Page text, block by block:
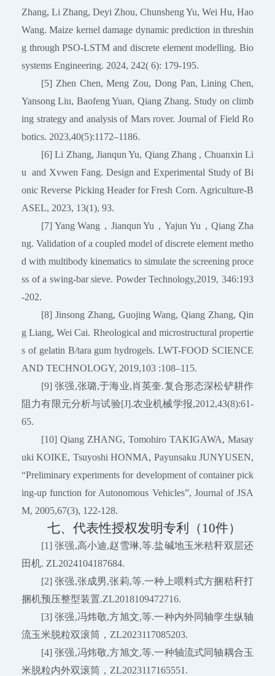
Zhang, Li Zhang, Deyi Zhou, Chunsheng Yu, Wei Hu, Hao
Wang. Maize kernel damage dynamic prediction in threshin
g through PSO-LSTM and discrete element modelling. Bio
systems Engineering. 2024, 242( 6): 179-195.
[5] Zhen Chen, Meng Zou, Dong Pan, Lining Chen,
Yansong Liu, Baofeng Yuan, Qiang Zhang. Study on climb
ing strategy and analysis of Mars rover. Journal of Field Ro
botics. 2023,40(5):1172–1186.
[6] Li Zhang, Jianqun Yu, Qiang Zhang , Chuanxin Li
u and Xvwen Fang. Design and Experimental Study of Bi
onic Reverse Picking Header for Fresh Corn. Agriculture-B
ASEL, 2023, 13(1), 93.
[7] Yang Wang，Jianqun Yu，Yajun Yu，Qiang Zha
ng. Validation of a coupled model of discrete element metho
d with multibody kinematics to simulate the screening proce
ss of a swing-bar sieve. Powder Technology,2019, 346:193
-202.
[8] Jinsong Zhang, Guojing Wang, Qiang Zhang, Qin
g Liang, Wei Cai. Rheological and microstructural propertie
s of gelatin B/tara gum hydrogels. LWT-FOOD SCIENCE
AND TECHNOLOGY, 2019,103 :108–115.
[9] 张强,张璐,于海业,肖英奎.复合形态深松铲耕作
阻力有限元分析与试验[J].农业机械学报,2012,43(8):61-
65.
[10] Qiang ZHANG, Tomohiro TAKIGAWA, Masay
uki KOIKE, Tsuyoshi HONMA, Payunsaku JUNYUSEN,
“Preliminary experiments for development of container pick
ing-up function for Autonomous Vehicles”, Journal of JSA
M, 2005,67(3), 122-128.
七、代表性授权发明专利（10件）
[1] 张强,高小迪,赵雪琳,等.盐碱地玉米秸秆双层还
田机. ZL2024104187684.
[2] 张强,张成男,张莉,等.一种上喂料式方捆秸秆打
捆机预压整型装置.ZL2018109472716.
[3] 张强,冯炜敬,方旭文,等.一种内外同轴孪生纵轴
流玉米脱粒双滚筒，ZL2023117085203.
[4] 张强,冯炜敬,方旭文,等.一种轴流式同轴耦合玉
米脱粒内外双滚筒，ZL2023117165551.